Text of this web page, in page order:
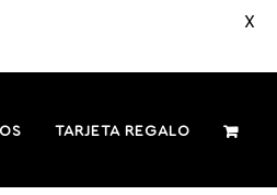
TARJETA REGALO
X